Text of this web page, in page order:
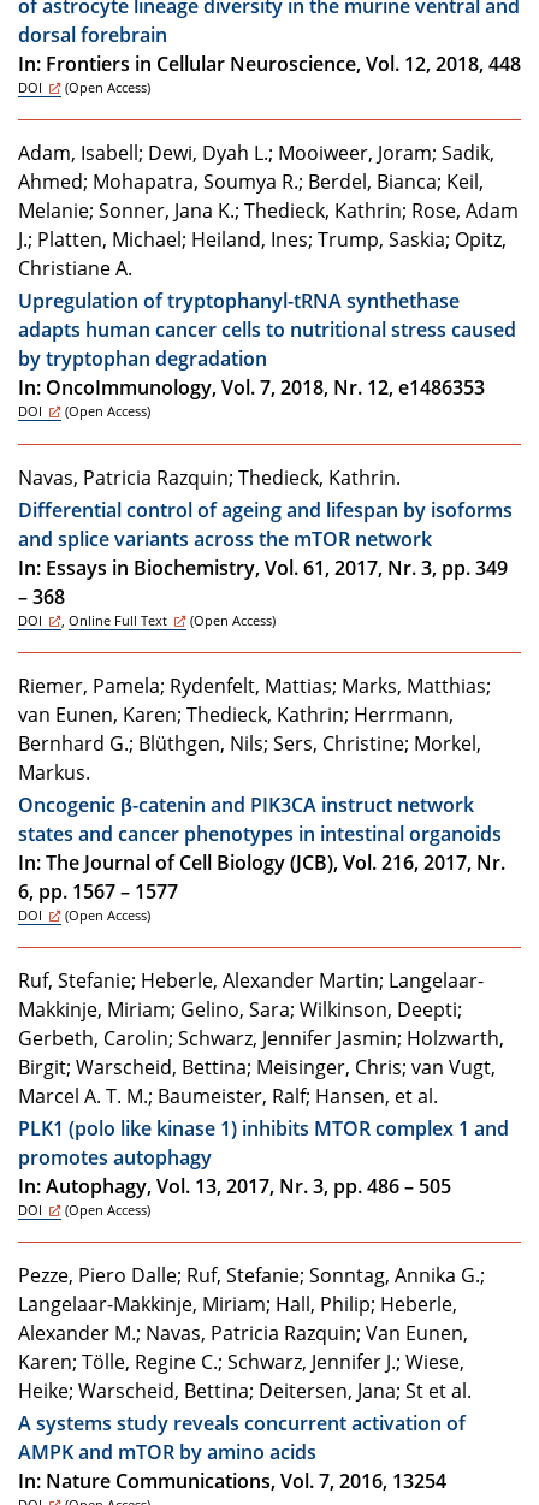
of astrocyte lineage diversity in the murine ventral and
dorsal forebrain
In: Frontiers in Cellular Neuroscience, Vol. 12, 2018, 448
DOI (Open Access)
Adam, Isabell; Dewi, Dyah L.; Mooiweer, Joram; Sadik,
Ahmed; Mohapatra, Soumya R.; Berdel, Bianca; Keil,
Melanie; Sonner, Jana K.; Thedieck, Kathrin; Rose, Adam
J.; Platten, Michael; Heiland, Ines; Trump, Saskia; Opitz,
Christiane A.
Upregulation of tryptophanyl-tRNA synthethase
adapts human cancer cells to nutritional stress caused
by tryptophan degradation
In: OncoImmunology, Vol. 7, 2018, Nr. 12, e1486353
DOI (Open Access)
Navas, Patricia Razquin; Thedieck, Kathrin.
Differential control of ageing and lifespan by isoforms
and splice variants across the mTOR network
In: Essays in Biochemistry, Vol. 61, 2017, Nr. 3, pp. 349
– 368
DOI Online Full Text (Open Access)
Riemer, Pamela; Rydenfelt, Mattias; Marks, Matthias;
van Eunen, Karen; Thedieck, Kathrin; Herrmann,
Bernhard G.; Blüthgen, Nils; Sers, Christine; Morkel,
Markus.
Oncogenic β-catenin and PIK3CA instruct network
states and cancer phenotypes in intestinal organoids
In: The Journal of Cell Biology (JCB), Vol. 216, 2017, Nr.
6, pp. 1567 – 1577
DOI (Open Access)
Ruf, Stefanie; Heberle, Alexander Martin; Langelaar-
Makkinje, Miriam; Gelino, Sara; Wilkinson, Deepti;
Gerbeth, Carolin; Schwarz, Jennifer Jasmin; Holzwarth,
Birgit; Warscheid, Bettina; Meisinger, Chris; van Vugt,
Marcel A. T. M.; Baumeister, Ralf; Hansen, et al.
PLK1 (polo like kinase 1) inhibits MTOR complex 1 and
promotes autophagy
In: Autophagy, Vol. 13, 2017, Nr. 3, pp. 486 – 505
DOI (Open Access)
Pezze, Piero Dalle; Ruf, Stefanie; Sonntag, Annika G.;
Langelaar-Makkinje, Miriam; Hall, Philip; Heberle,
Alexander M.; Navas, Patricia Razquin; Van Eunen,
Karen; Tölle, Regine C.; Schwarz, Jennifer J.; Wiese,
Heike; Warscheid, Bettina; Deitersen, Jana; St et al.
A systems study reveals concurrent activation of
AMPK and mTOR by amino acids
In: Nature Communications, Vol. 7, 2016, 13254